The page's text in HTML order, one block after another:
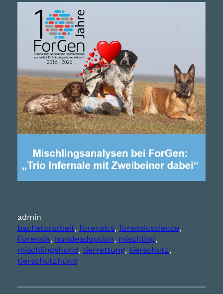
admin
bachelorarbeit, forensics, forensicscience ,
Forensik, hundeadoption, mischling ,
mischlingshund, tierrettung, tierschutz ,
tierschutzhund